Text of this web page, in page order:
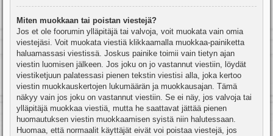
Miten muokkaan tai poistan viestejä?
Jos et ole foorumin ylläpitäjä tai valvoja, voit muokata vain omia
viestejäsi. Voit muokata viestiä klikkaamalla muokkaa-painiketta
haluamassasi viestissä. Joskus painike toimii vain tietyn ajan
viestin luomisen jälkeen. Jos joku on jo vastannut viestiin, löydät
viestiketjuun palatessasi pienen tekstin viestisi alla, joka kertoo
viestin muokkauskertojen lukumäärän ja muokkausajan. Tämä
näkyy vain jos joku on vastannut viestiin. Se ei näy, jos valvoja tai
ylläpitäjä muokkaa viestiä, mutta he saattavat jättää pienen
huomautuksen viestin muokkaamisen syistä niin halutessaan.
Huomaa, että normaalit käyttäjät eivät voi poistaa viestejä, jos